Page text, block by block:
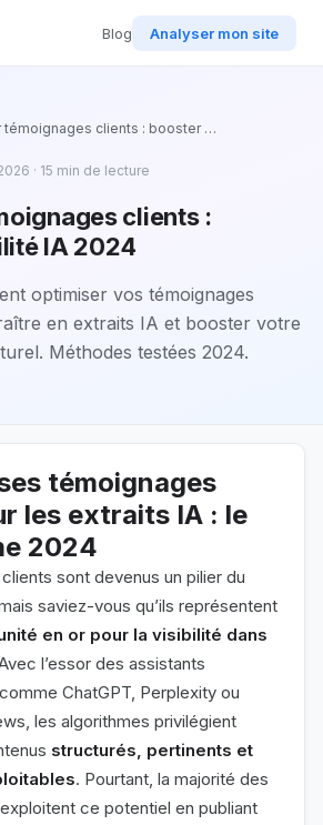
Blog Analyser mon site
témoignages clients : booster …
· 15 min de lecture
clients :
IA 2024
optimiser vos témoignages
en extraits IA et booster votre
Méthodes testées 2024.
témoignages
les extraits IA : le
2024
sont devenus un pilier du
saviez-vous qu’ils représentent
en or pour la visibilité dans
l’essor des assistants
ChatGPT, Perplexity ou
les algorithmes privilégient
structurés, pertinents et
. Pourtant, la majorité des
ce potentiel en publiant